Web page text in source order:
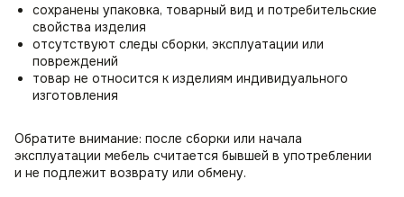
сохранены упаковка, товарный вид и потребительские
свойства изделия
отсутствуют следы сборки, эксплуатации или
повреждений
товар не относится к изделиям индивидуального
изготовления
Обратите внимание: после сборки или начала
эксплуатации мебель считается бывшей в употреблении
и не подлежит возврату или обмену.